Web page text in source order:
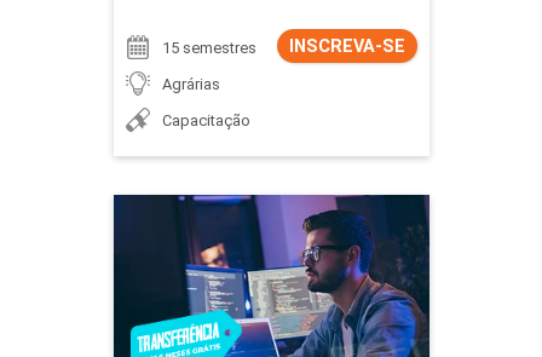
INSCREVA-SE
15 semestres
Agrárias
Capacitação
Ciência da Computação
Detalhes do curso